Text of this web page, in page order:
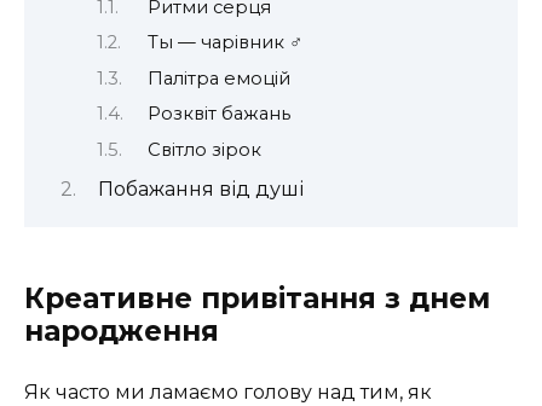
Ритми серця
Ты — чарівник ‍♂️
Палітра емоцій
Розквіт бажань
Світло зірок
Побажання від душі
Креативне привітання з днем
народження
Як часто ми ламаємо голову над тим, як